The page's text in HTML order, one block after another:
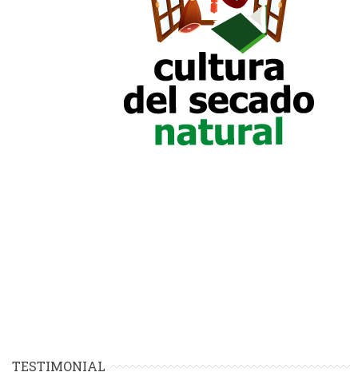
TESTIMONIAL